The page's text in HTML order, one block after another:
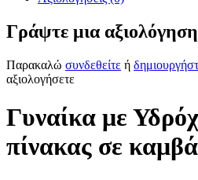
Γράψτε μια αξιολόγηση
Παρακαλώ συνδεθείτε ή
αξιολογήσετε
Γυναίκα με
πίνακας σε καμβά